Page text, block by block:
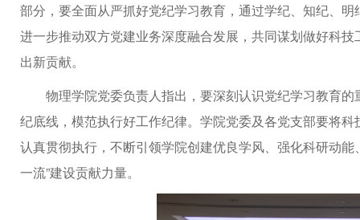
部分，要全面从严抓好党纪学习教育，通过学纪、知纪、
进一步推动双方党建业务深度融合发展，共同谋划做好科
出新贡献。
物理学院党委负责人指出，要深刻认识党纪学习教育
纪底线，模范执行好工作纪律。学院党委及各党支部要将
认真贯彻执行，不断引领学院创建优良学风、强化科研动
一流”建设贡献力量。